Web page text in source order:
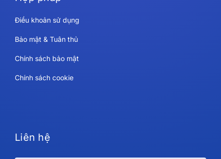
Điều khoản sử dụng
Bảo mật & Tuân thủ
Chính sách bảo mật
Chính sách cookie
Liên hệ